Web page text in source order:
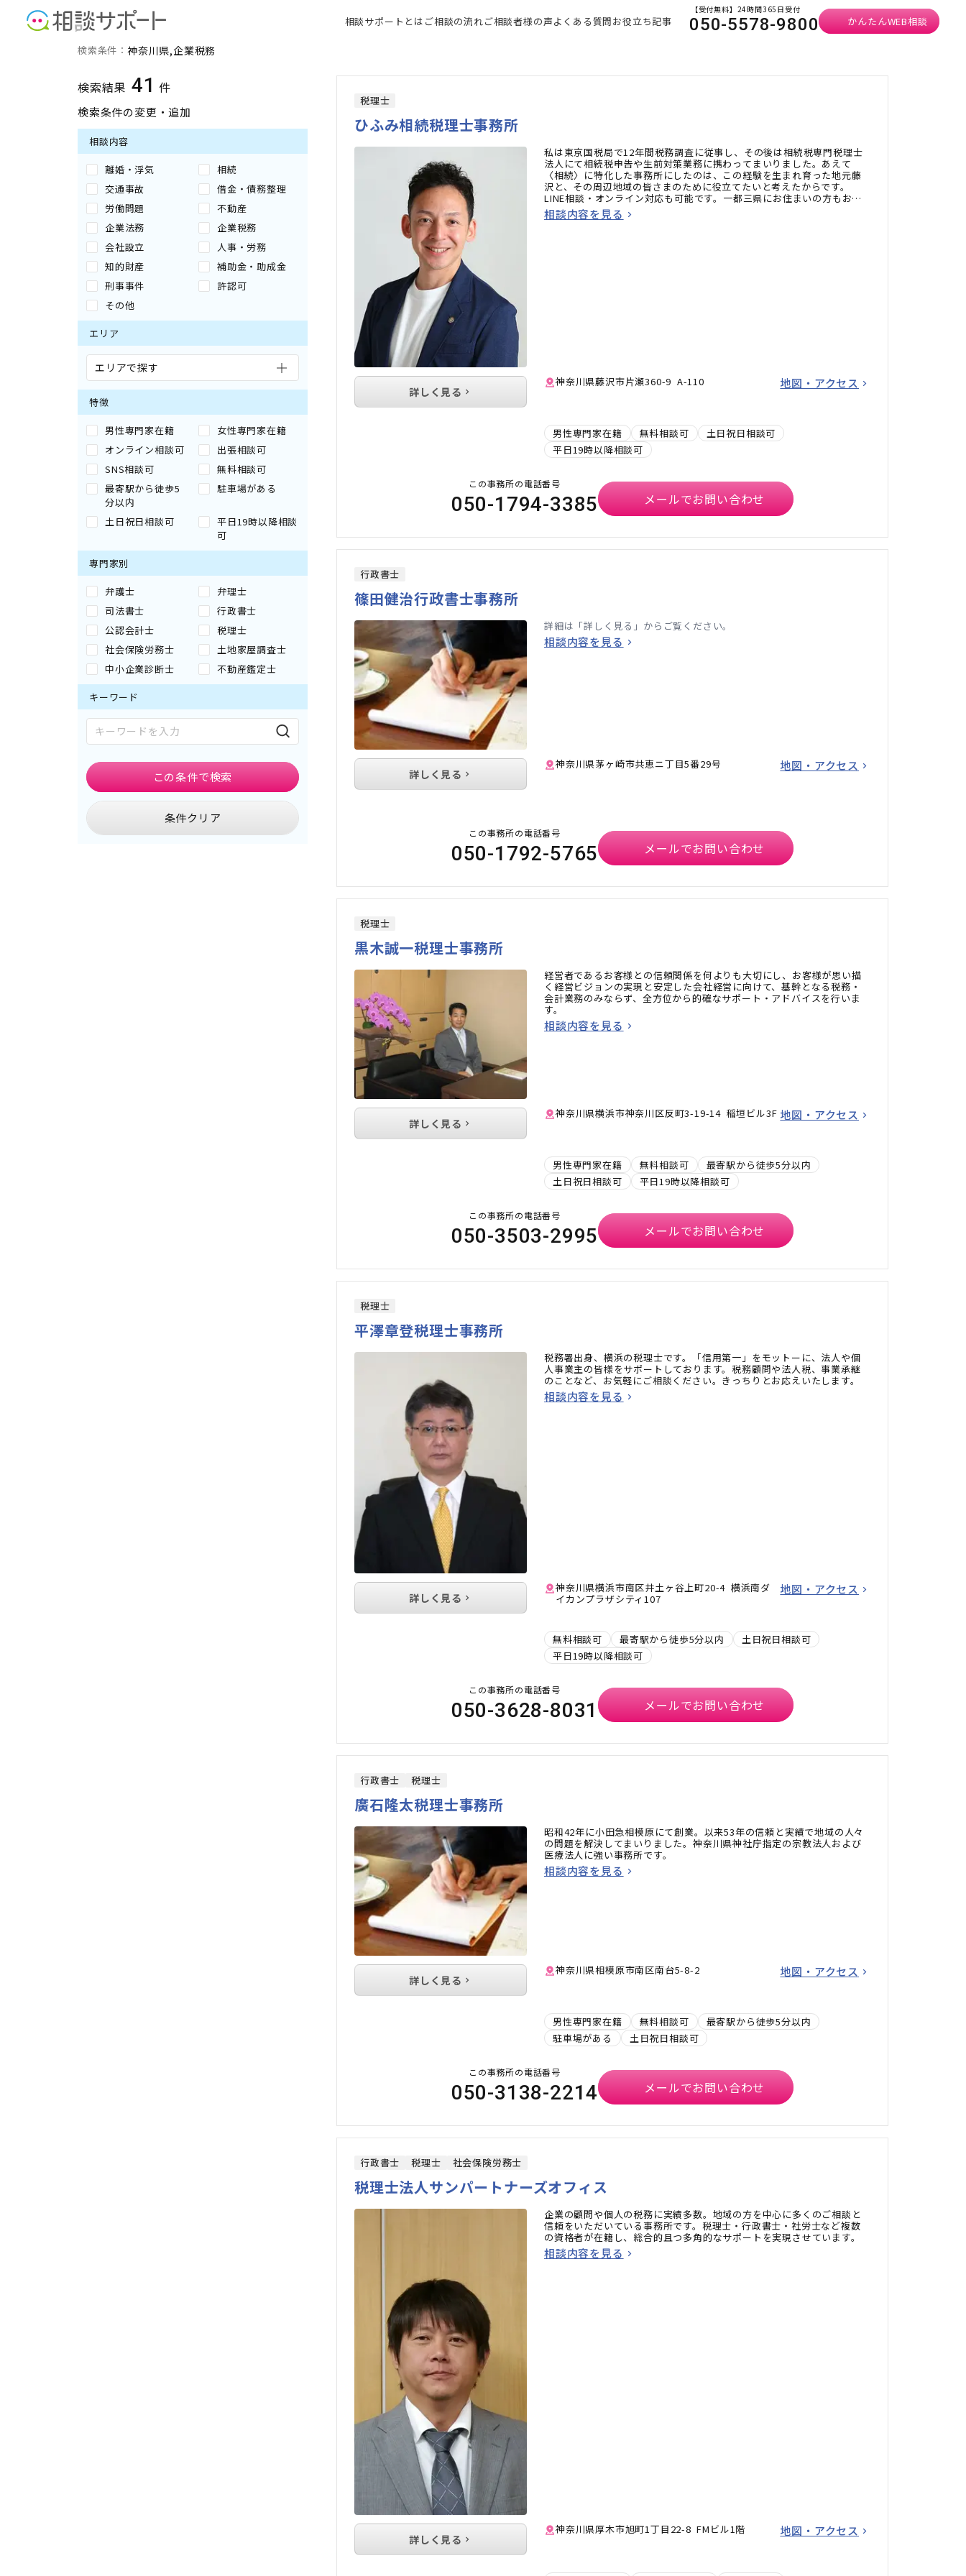
相談サポートとは ご相談の流れご相談者様の声よくある質問お役立ち記事
【受付無料】24時間365日受付
050-5578-9800 かんたんWEB相談
神奈川県の企業税務に強い専門家の検索結果
検索条件： 神奈川県 企業税務
検索結果 41 件
検索条件の変更・追加
相談内容
離婚・浮気
相続
交通事故
借金・債務整理
労働問題
不動産
企業法務
企業税務
会社設立
人事・労務
知的財産
補助金・助成金
刑事事件
許認可
その他
エリア
エリアで探す
特徴
男性専門家在籍
女性専門家在籍
オンライン相談可
出張相談可
SNS相談可
無料相談可
最寄駅から徒歩5
分以内
駐車場がある
土日祝日相談可
平日19時以降相談
可
専門家別
弁護士
弁理士
司法書士
行政書士
公認会計士
税理士
社会保険労務士
土地家屋調査士
中小企業診断士
不動産鑑定士
キーワード
条件クリア
この条件で検索
税理士
ひふみ相続税理士事務所
私は東京国税局で12年間税務調査に従事し、その後は相続税専門税理士
法人にて相続税申告や生前対策業務に携わってまいりました。あえて
〈相続〉に特化した事務所にしたのは、この経験を生まれ育った地元藤
沢と、その周辺地域の皆さまのために役立てたいと考えたからです。
LINE相談・オンライン対応も可能です。一都三県にお住まいの方もお気
軽にご利用ください。
相談内容を見る
神奈川県藤沢市片瀬360-9 A-110 地図・アクセス
男性専門家在籍 無料相談可
土日祝日相談可
平日19時以降相談可
詳しく見る
この事務所の電話番号
050-1794-3385 メールでお問い合わせ
行政書士
篠田健治行政書士事務所
詳細は「詳しく見る」からご覧ください。
相談内容を見る
神奈川県茅ヶ崎市共恵ニ丁目5番29号 地図・アクセス
詳しく見る
この事務所の電話番号
050-1792-5765 メールでお問い合わせ
税理士
黒木誠一税理士事務所
経営者であるお客様との信頼関係を何よりも大切にし、お客様が思い描
く経営ビジョンの実現と安定した会社経営に向けて、基幹となる税務・
会計業務のみならず、全方位から的確なサポート・アドバイスを行いま
す。
相談内容を見る
神奈川県横浜市神奈川区反町3-19-14 稲垣ビル3F 地図・アクセス
男性専門家在籍 無料相談可
最寄駅から徒歩5分以内
土日祝日相談可
平日19時以降相談可
詳しく見る
この事務所の電話番号
050-3503-2995 メールでお問い合わせ
税理士
平澤章登税理士事務所
税務署出身、横浜の税理士です。「信用第一」をモットーに、法人や個
人事業主の皆様をサポートしております。税務顧問や法人税、事業承継
のことなど、お気軽にご相談ください。きっちりとお応えいたします。
相談内容を見る
神奈川県横浜市南区井土ヶ谷上町20-4 横浜南ダ
イカンプラザシティ107
地図・アクセス
無料相談可 最寄駅から徒歩5分以内
土日祝日相談可
平日19時以降相談可
詳しく見る
この事務所の電話番号
050-3628-8031 メールでお問い合わせ
行政書士 税理士
廣石隆太税理士事務所
昭和42年に小田急相模原にて創業。以来53年の信頼と実績で地域の人々
の問題を解決してまいりました。神奈川県神社庁指定の宗教法人および
医療法人に強い事務所です。
相談内容を見る
神奈川県相模原市南区南台5-8-2 地図・アクセス
男性専門家在籍 無料相談可
最寄駅から徒歩5分以内
駐車場がある
土日祝日相談可
詳しく見る
この事務所の電話番号
050-3138-2214 メールでお問い合わせ
行政書士 税理士 社会保険労務士
税理士法人サンパートナーズオフィス
企業の顧問や個人の税務に実績多数。地域の方を中心に多くのご相談と
信頼をいただいている事務所です。税理士・行政書士・社労士など複数
の資格者が在籍し、総合的且つ多角的なサポートを実現させています。
相談内容を見る
神奈川県厚木市旭町1丁目22-8 FMビル1階 地図・アクセス
詳しく見る